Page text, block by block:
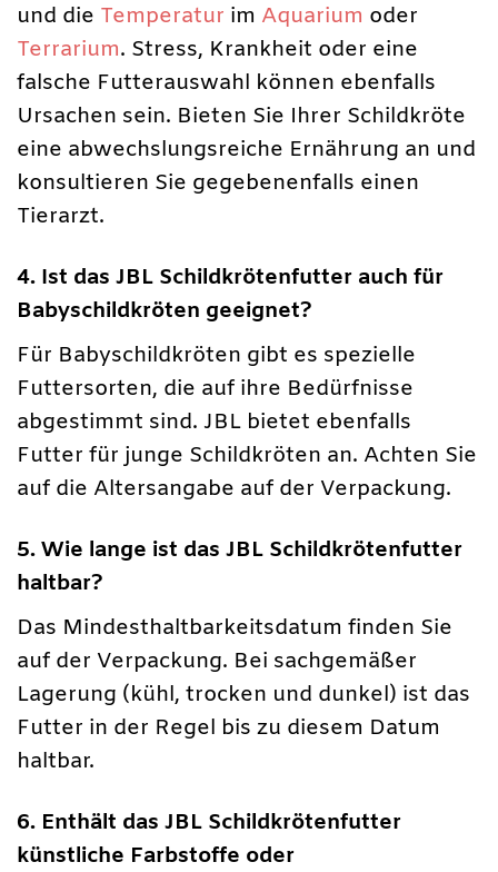
und die Temperatur im Aquarium oder
Terrarium. Stress, Krankheit oder eine
falsche Futterauswahl können ebenfalls
Ursachen sein. Bieten Sie Ihrer Schildkröte
eine abwechslungsreiche Ernährung an und
konsultieren Sie gegebenenfalls einen
Tierarzt.
4. Ist das JBL Schildkrötenfutter auch für
Babyschildkröten geeignet?
Für Babyschildkröten gibt es spezielle
Futtersorten, die auf ihre Bedürfnisse
abgestimmt sind. JBL bietet ebenfalls
Futter für junge Schildkröten an. Achten Sie
auf die Altersangabe auf der Verpackung.
5. Wie lange ist das JBL Schildkrötenfutter
haltbar?
Das Mindesthaltbarkeitsdatum finden Sie
auf der Verpackung. Bei sachgemäßer
Lagerung (kühl, trocken und dunkel) ist das
Futter in der Regel bis zu diesem Datum
haltbar.
6. Enthält das JBL Schildkrötenfutter
künstliche Farbstoffe oder